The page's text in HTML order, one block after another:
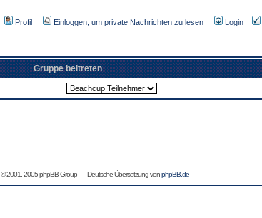
Profil Einloggen, um private Nachrichten zu lesen Login
Gruppe beitreten
© 2001, 2005 phpBB Group - Deutsche Übersetzung vonphpBB.de